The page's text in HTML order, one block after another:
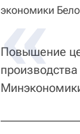
экономики
Повышение